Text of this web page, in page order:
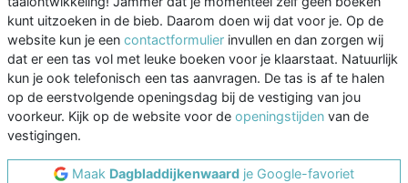
kunt uitzoeken in de bieb. Daarom doen wij dat voor je. Op de
website kun je een contactformulier invullen en dan zorgen wij
dat er een tas vol met leuke boeken voor je klaarstaat. Natuurlijk
kun je ook telefonisch een tas aanvragen. De tas is af te halen
op de eerstvolgende openingsdag bij de vestiging van jou
voorkeur. Kijk op de website voor de openingstijden van de
vestigingen.
Maak Dagbladdijkenwaard je Google-favoriet